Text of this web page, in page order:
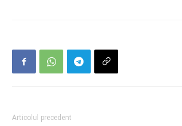
Articolul precedent